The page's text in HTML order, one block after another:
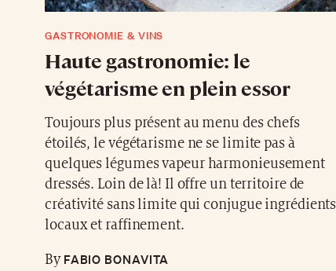
GASTRONOMIE & VINS
Haute gastronomie: le
végétarisme en plein essor
Toujours plus présent au menu des chefs
étoilés, le végétarisme ne se limite pas à
quelques légumes vapeur harmonieusement
dressés. Loin de là! Il offre un territoire de
créativité sans limite qui conjugue ingrédients
locaux et raffinement.
ByFABIO BONAVITA